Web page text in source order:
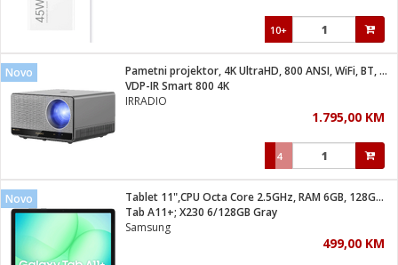
...
aparati
i pribor
grla
i oprema
IP kamere
10+
Novo
Pametni projektor, 4K UltraHD, 800 ANSI, WiFi, BT, Android
VDP-IR Smart 800 4K
IRRADIO
1.795,00 KM
4
Novo
Tablet 11",CPU Octa Core 2.5GHz, RAM 6GB, 128GB, 7040mAh
Tab A11+; X230 6/128GB Gray
Samsung
499,00 KM